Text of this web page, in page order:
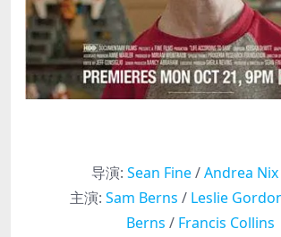
导演: Sean Fine/Andrea Nix
主演: Sam Berns / Leslie
Berns / Francis Collins